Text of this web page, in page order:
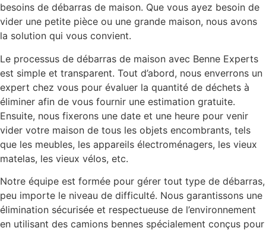
besoins de débarras de maison. Que vous ayez besoin de
vider une petite pièce ou une grande maison, nous avons
la solution qui vous convient.
Le processus de débarras de maison avec Benne Experts
est simple et transparent. Tout d’abord, nous enverrons un
expert chez vous pour évaluer la quantité de déchets à
éliminer afin de vous fournir une estimation gratuite.
Ensuite, nous fixerons une date et une heure pour venir
vider votre maison de tous les objets encombrants, tels
que les meubles, les appareils électroménagers, les vieux
matelas, les vieux vélos, etc.
Notre équipe est formée pour gérer tout type de débarras,
peu importe le niveau de difficulté. Nous garantissons une
élimination sécurisée et respectueuse de l’environnement
en utilisant des camions bennes spécialement conçus pour